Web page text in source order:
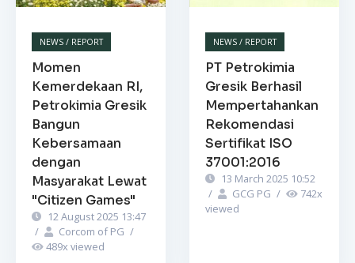
NEWS / REPORT
Momen
Kemerdekaan RI,
Petrokimia Gresik
Bangun
Kebersamaan
dengan
Masyarakat Lewat
"Citizen Games"
12 August 2025 13:47
/
Corcom of PG /
489x viewed
NEWS / REPORT
PT Petrokimia
Gresik Berhasil
Mempertahankan
Rekomendasi
Sertifikat ISO
37001:2016
13 March 2025 10:52
/
GCG PG / 742x
viewed